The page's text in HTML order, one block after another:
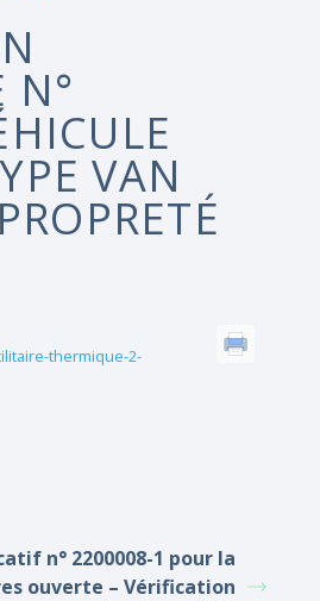
N°
VAN
thermique-2-
n° 2200008-1 pour la
ouverte – Vérification